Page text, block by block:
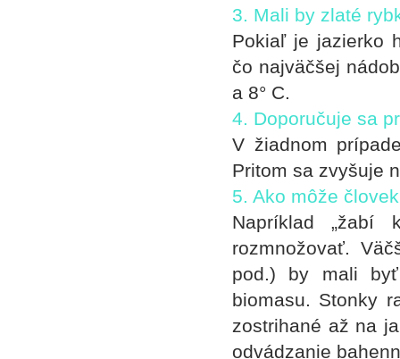
3. Mali by zlaté
Pokiaľ je jazierko
čo najväčšej
a 8° C.
4. Doporučuje sa
V žiadnom
Pritom sa zvyšuje
5. Ako môže
Napríklad
rozmnožovať.
pod.) by mali byť
biomasu. Stonky
zostrihané až na
odvádzanie